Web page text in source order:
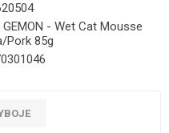
GEMON - Wet Cat Mousse
Pork 85g